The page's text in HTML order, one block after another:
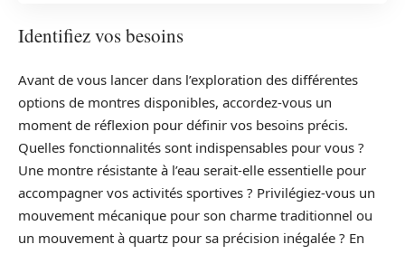
Identifiez vos besoins
Avant de vous lancer dans l’exploration des différentes
options de montres disponibles, accordez-vous un
moment de réflexion pour définir vos besoins précis.
Quelles fonctionnalités sont indispensables pour vous ?
Une montre résistante à l’eau serait-elle essentielle pour
accompagner vos activités sportives ? Privilégiez-vous un
mouvement mécanique pour son charme traditionnel ou
un mouvement à quartz pour sa précision inégalée ? En